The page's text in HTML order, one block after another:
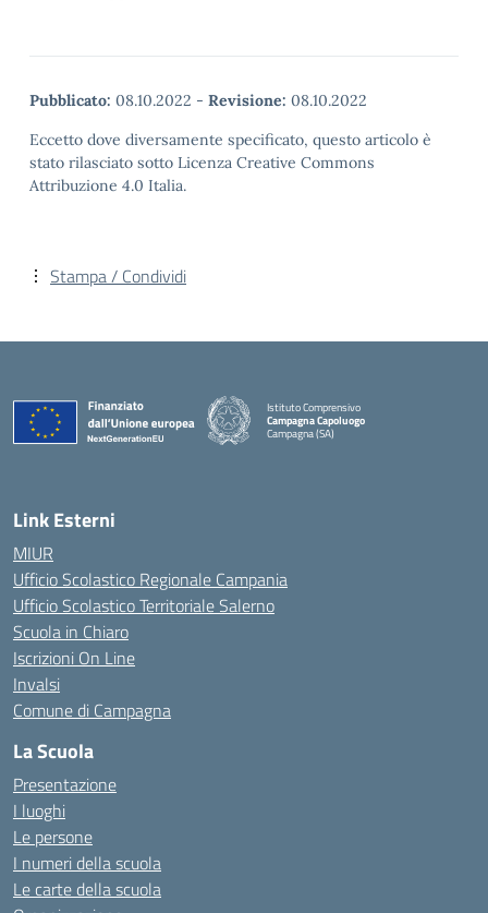
Pubblicato: 08.10.2022 - Revisione: 08.10.2022
Eccetto dove diversamente specificato, questo articolo è
stato rilasciato sotto Licenza Creative Commons
Attribuzione 4.0 Italia.
Stampa / Condividi
Istituto Comprensivo
Campagna Capoluogo
Campagna (SA)
Link Esterni
MIUR
Ufficio Scolastico Regionale Campania
Ufficio Scolastico Territoriale Salerno
Scuola in Chiaro
Iscrizioni On Line
Invalsi
Comune di Campagna
La Scuola
Presentazione
I luoghi
Le persone
I numeri della scuola
Le carte della scuola